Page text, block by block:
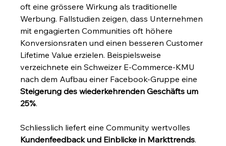
oft eine grössere Wirkung als traditionelle
Werbung. Fallstudien zeigen, dass Unternehmen
mit engagierten Communities oft höhere
Konversionsraten und einen besseren Customer
Lifetime Value erzielen. Beispielsweise
verzeichnete ein Schweizer E-Commerce-KMU
nach dem Aufbau einer Facebook-Gruppe eine
Steigerung des wiederkehrenden Geschäfts um
25%.
Schliesslich liefert eine Community wertvolles
Kundenfeedback und Einblicke in Markttrends.